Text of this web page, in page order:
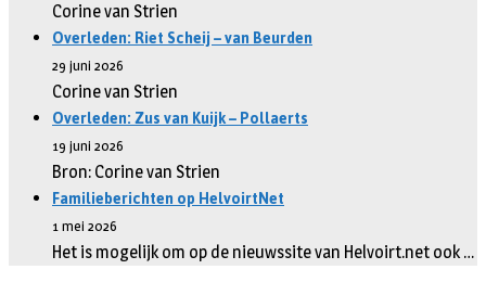
Corine van Strien
Overleden: Riet Scheij – van Beurden
29 juni 2026
Corine van Strien
Overleden: Zus van Kuijk – Pollaerts
19 juni 2026
Bron: Corine van Strien
Familieberichten op HelvoirtNet
1 mei 2026
Het is mogelijk om op de nieuwssite van Helvoirt.net ook …